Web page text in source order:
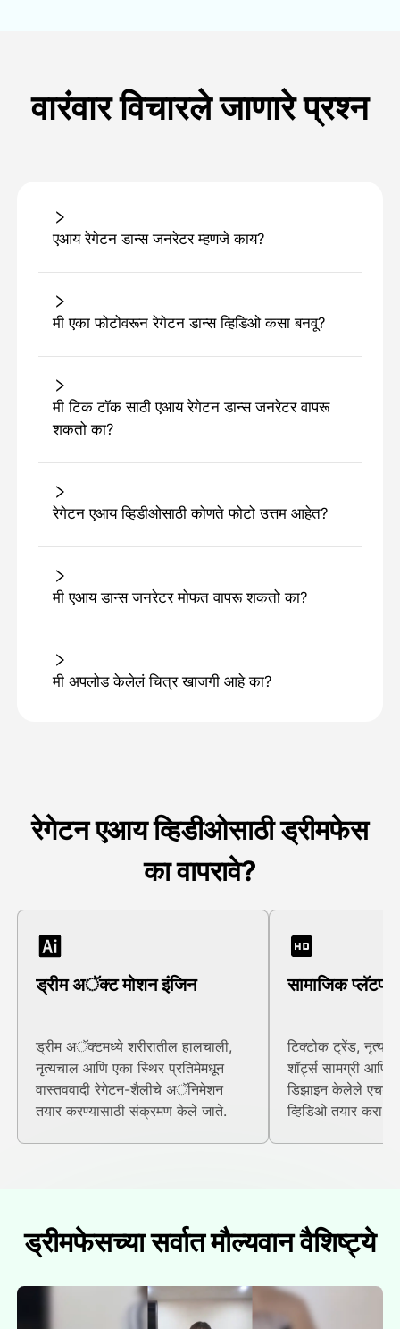
वारंवार विचारले जाणारे प्रश्न
एआय रेगेटन डान्स जनरेटर म्हणजे काय?
मी एका फोटोवरून रेगेटन डान्स व्हिडिओ कसा बनवू?
मी टिक टॉक साठी एआय रेगेटन डान्स जनरेटर वापरू
शकतो का?
रेगेटन एआय व्हिडीओसाठी कोणते फोटो उत्तम आहेत?
मी एआय डान्स जनरेटर मोफत वापरू शकतो का?
मी अपलोड केलेलं चित्र खाजगी आहे का?
रेगेटन एआय व्हिडीओसाठी ड्रीमफेस
का वापरावे?
ड्रीम अॅक्ट मोशन इंजिन
ड्रीम अॅक्टमध्ये शरीरातील हालचाली,
नृत्यचाल आणि एका स्थिर प्रतिमेमधून
वास्तववादी रेगेटन-शैलीचे अॅनिमेशन
तयार करण्यासाठी संक्रमण केले जाते.
सामाजिक
टिक्टोक ट्रेंड, नृत्य
शॉर्ट्स सामग्री आणि
डिझाइन केलेले एचडी
व्हिडिओ तयार करा.
ड्रीमफेसच्या सर्वात मौल्यवान वैशिष्ट्ये